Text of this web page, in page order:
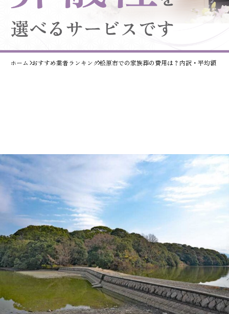
ホーム おすすめ業者ランキング松原市での家族葬の費用は？内訳・平均額・